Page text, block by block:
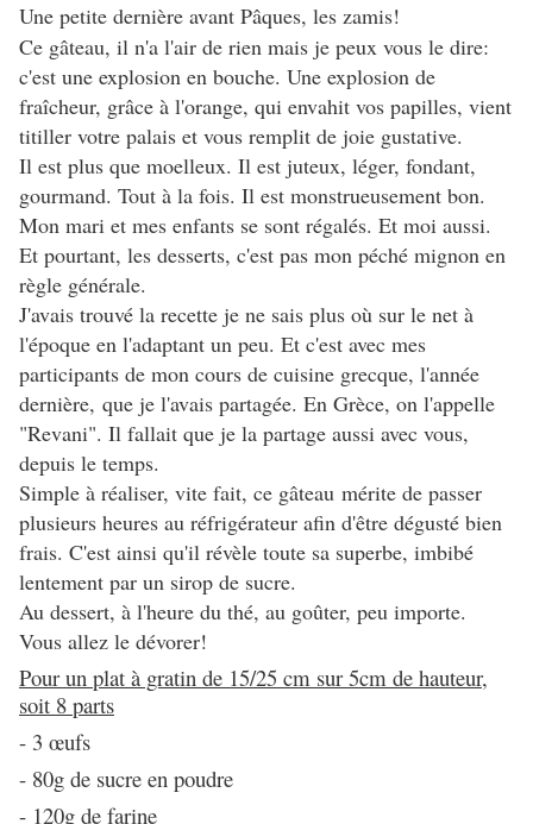
Une petite dernière avant Pâques, les zamis!
Ce gâteau, il n'a l'air de rien mais je peux vous le dire:
c'est une explosion en bouche. Une explosion de
fraîcheur, grâce à l'orange, qui envahit vos papilles, vient
titiller votre palais et vous remplit de joie gustative.
Il est plus que moelleux. Il est juteux, léger, fondant,
gourmand. Tout à la fois. Il est monstrueusement bon.
Mon mari et mes enfants se sont régalés. Et moi aussi.
Et pourtant, les desserts, c'est pas mon péché mignon en
règle générale.
J'avais trouvé la recette je ne sais plus où sur le net à
l'époque en l'adaptant un peu. Et c'est avec mes
participants de mon cours de cuisine grecque, l'année
dernière, que je l'avais partagée. En Grèce, on l'appelle
"Revani". Il fallait que je la partage aussi avec vous,
depuis le temps.
Simple à réaliser, vite fait, ce gâteau mérite de passer
plusieurs heures au réfrigérateur afin d'être dégusté bien
frais. C'est ainsi qu'il révèle toute sa superbe, imbibé
lentement par un sirop de sucre.
Au dessert, à l'heure du thé, au goûter, peu importe.
Vous allez le dévorer!
Pour un plat à gratin de 15/25 cm sur 5cm de hauteur,
soit 8 parts
- 3 œufs
- 80g de sucre en poudre
- 120g de farine